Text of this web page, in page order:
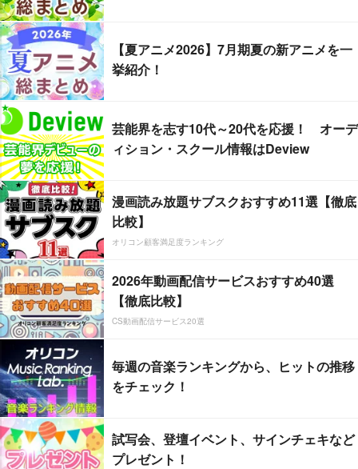
【夏アニメ2026】7月期夏の新アニメを一
挙紹介！
芸能界を志す10代～20代を応援！ オーデ
ィション・スクール情報はDeview
漫画読み放題サブスクおすすめ11選【徹底
比較】
オリコン顧客満足度ランキング
2026年動画配信サービスおすすめ40選
【徹底比較】
CS動画配信サービス20選
毎週の音楽ランキングから、ヒットの推移
をチェック！
試写会、登壇イベント、サインチェキなど
プレゼント！